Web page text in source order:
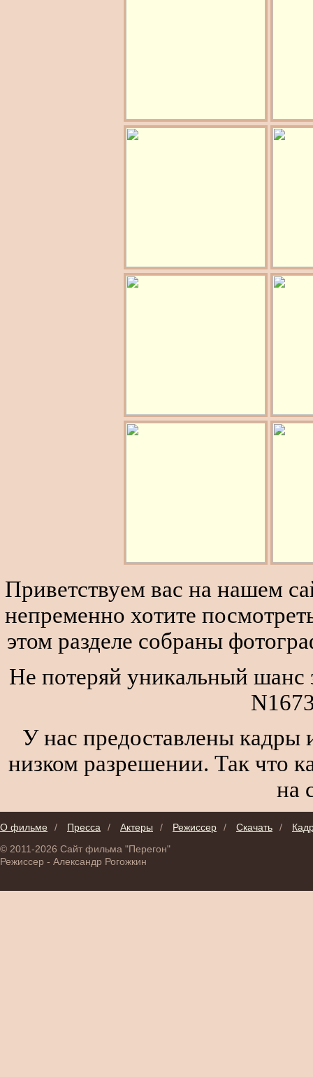
Приветствуем вас на нашем
непременно хотите
этом разделе собраны
Не потеряй уникальный шанс
У нас предоставлены кадры
низком разрешении. Так что
на
О фильме / Пресса / Актеры / Режиссер / Скачать /
© 2011-2026 Сайт фильма "Перегон"
Режиссер - Александр Рогожкин